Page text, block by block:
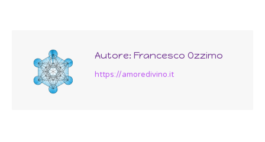
Autore: Francesco Ozzimo
https://amoredivino.it